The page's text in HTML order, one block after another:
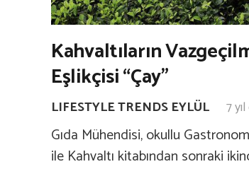
Kahvaltıların
Eşlikçisi “Çay”
LIFESTYLE TRENDS EYLÜL 7
Gıda Mühendisi, okullu
ile Kahvaltı kitabından sonraki